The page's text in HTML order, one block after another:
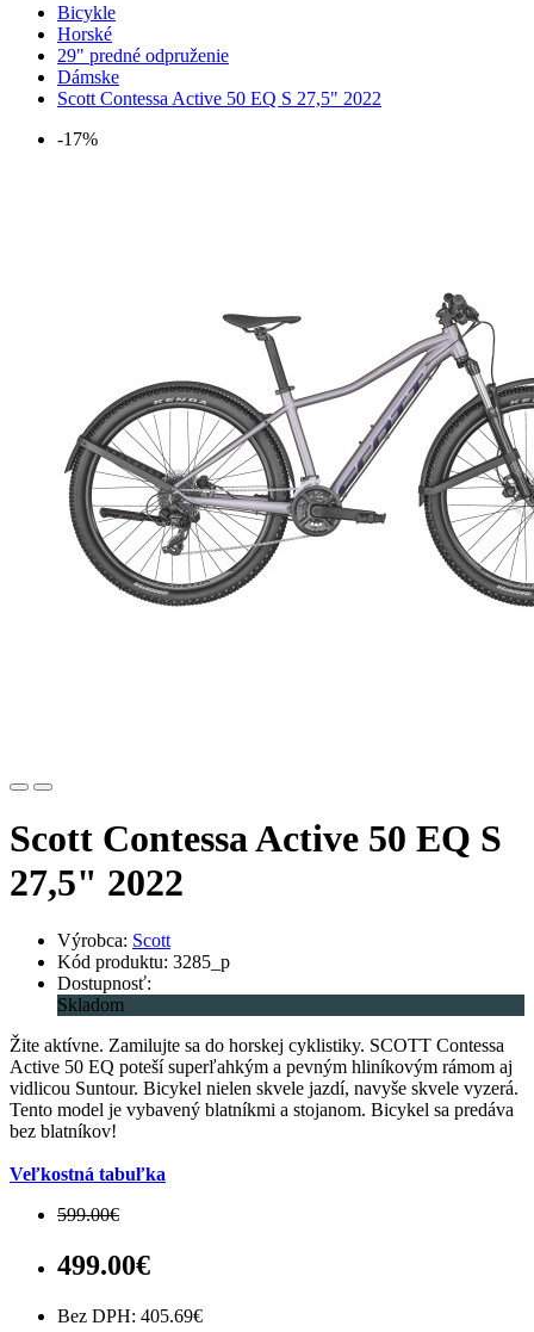
Bicykle
Horské
29" predné odpruženie
Dámske
Scott Contessa Active 50 EQ S 27,5" 2022
-17%
Scott Contessa Active 50 EQ S
27,5" 2022
Výrobca: Scott
Kód produktu: 3285_p
Dostupnosť:
Skladom
Žite aktívne. Zamilujte sa do horskej cyklistiky. SCOTT Contessa
Active 50 EQ poteší superľahkým a pevným hliníkovým rámom aj
vidlicou Suntour. Bicykel nielen skvele jazdí, navyše skvele vyzerá.
Tento model je vybavený blatníkmi a stojanom. Bicykel sa predáva
bez blatníkov!
Veľkostná tabuľka
599.00€
499.00€
Bez DPH: 405.69€